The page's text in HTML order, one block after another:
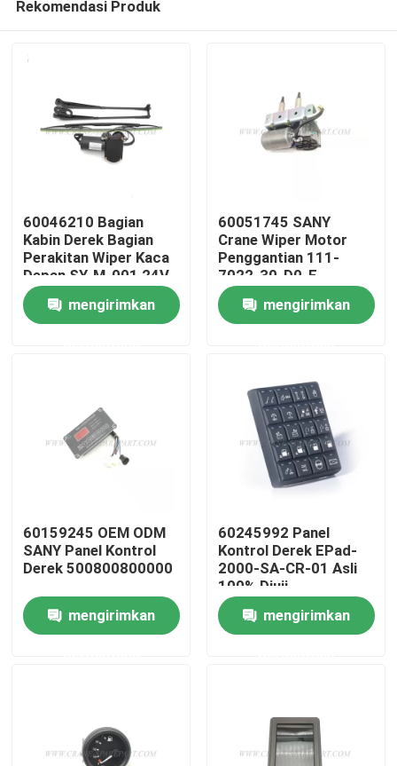
Rumah
Produk
Wisata pabrik
Hubungi kami
Suku Cadang Listrik Derek
Rekomendasi Produk
60046210 Bagian
Kabin Derek Bagian
Perakitan Wiper Kaca
Depan SY-M-001 24V
mengirimkan
60051745 SANY
Crane Wiper Motor
Penggantian 111-
7022-30-D0-E
mengirimkan
60159245 OEM ODM
SANY Panel Kontrol
Derek 500800800000
mengirimkan
60245992 Panel
Kontrol Derek EPad-
2000-SA-CR-01 Asli
100% Diuji
mengirimkan